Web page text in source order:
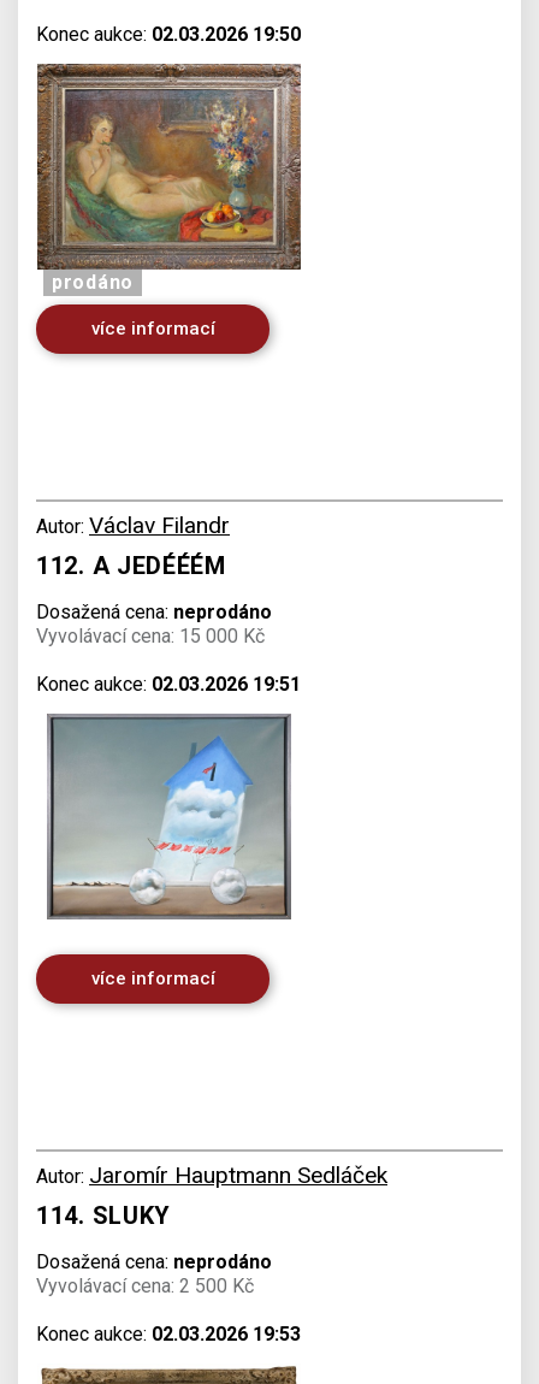
Konec aukce: 02.03.2026 19:50
prodáno
více informací
Autor: Václav Filandr
112. A JEDÉÉÉM
Dosažená cena: neprodáno
Vyvolávací cena: 15 000 Kč
Konec aukce: 02.03.2026 19:51
více informací
Autor: Jaromír Hauptmann Sedláček
114. SLUKY
Dosažená cena: neprodáno
Vyvolávací cena: 2 500 Kč
Konec aukce: 02.03.2026 19:53